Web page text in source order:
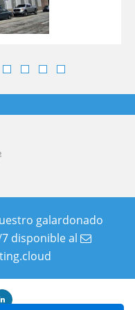
galardonado
disponible al